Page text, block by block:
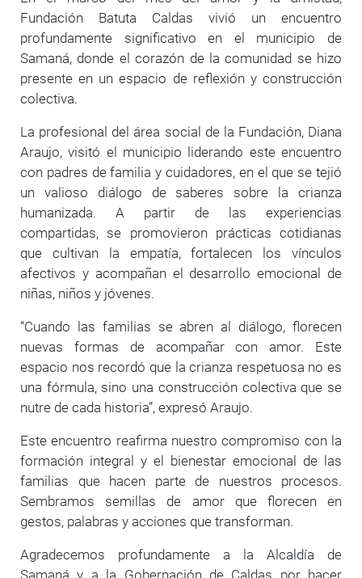
Fundación Batuta Caldas vivió un encuentro
profundamente significativo en el municipio de
Samaná, donde el corazón de la comunidad se hizo
presente en un espacio de reflexión y construcción
colectiva.
La profesional del área social de la Fundación, Diana
Araujo, visitó el municipio liderando este encuentro
con padres de familia y cuidadores, en el que se tejió
un valioso diálogo de saberes sobre la crianza
humanizada. A partir de las experiencias
compartidas, se promovieron prácticas cotidianas
que cultivan la empatía, fortalecen los vínculos
afectivos y acompañan el desarrollo emocional de
niñas, niños y jóvenes.
“Cuando las familias se abren al diálogo, florecen
nuevas formas de acompañar con amor. Este
espacio nos recordó que la crianza respetuosa no es
una fórmula, sino una construcción colectiva que se
nutre de cada historia”, expresó Araujo.
Este encuentro reafirma nuestro compromiso con la
formación integral y el bienestar emocional de las
familias que hacen parte de nuestros procesos.
Sembramos semillas de amor que florecen en
gestos, palabras y acciones que transforman.
Agradecemos profundamente a la Alcaldía de
Samaná y a la Gobernación de Caldas por hacer